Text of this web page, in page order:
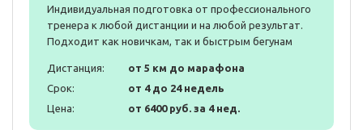
Индивидуальная подготовка от профессионального
тренера к любой дистанции и на любой результат.
Подходит как новичкам, так и быстрым бегунам
Дистанция:
от 5 км до марафона
Срок:
от 4 до 24 недель
Цена:
от 6400 руб. за 4 нед.